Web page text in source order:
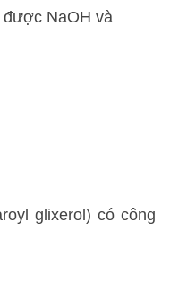
NaOH và
glixerol) có công